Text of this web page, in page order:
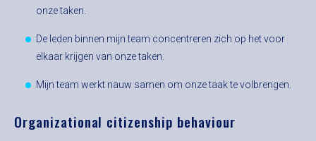
onze taken.
De leden binnen mijn team concentreren zich op het voor
elkaar krijgen van onze taken.
Mijn team werkt nauw samen om onze taak te volbrengen.
Organizational citizenship behaviour